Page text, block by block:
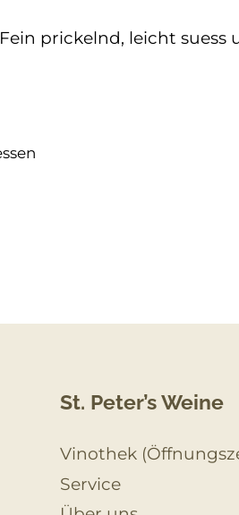
prickelnd, leicht
St. Peter’s Weine
Vinothek
Service